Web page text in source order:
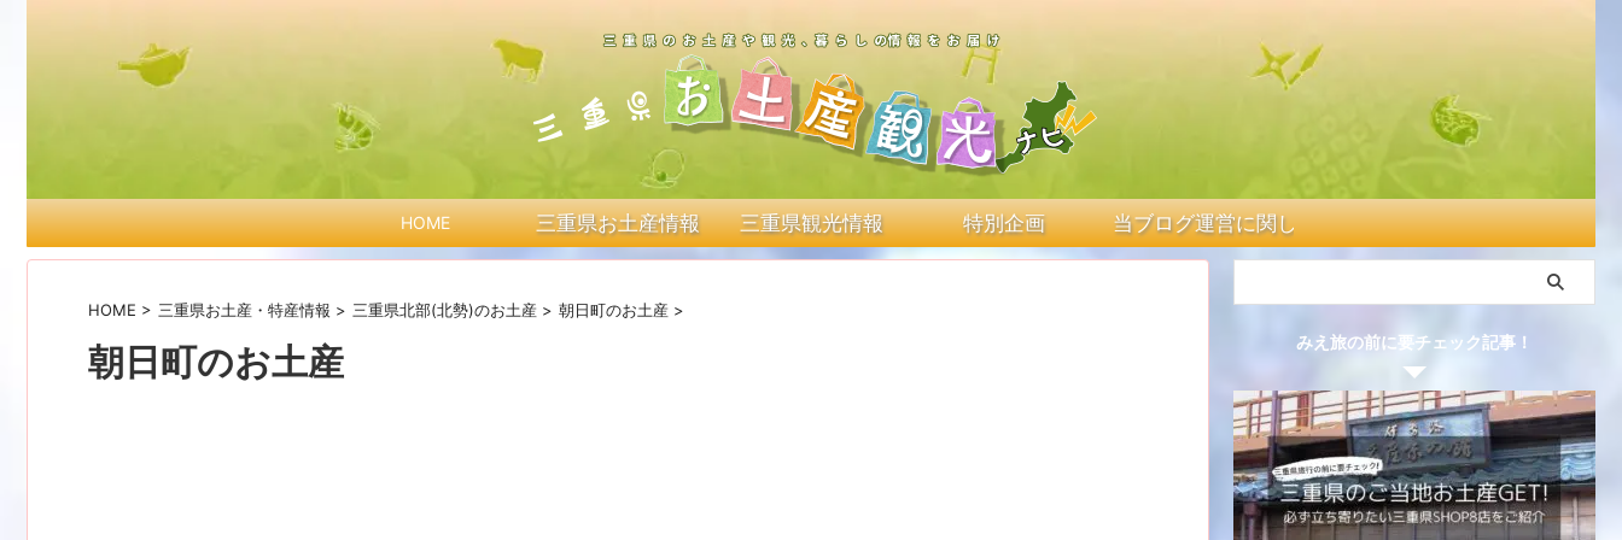
HOME 三重県お土産情報 三重県観光情報 特別企画 当ブログ運営に関して
HOME > 三重県お土産・特産情報 > 三重県北部(北勢)のお土産 > 朝日町のお土産 >
朝日町のお土産 みえ旅の前に要チェック記事！